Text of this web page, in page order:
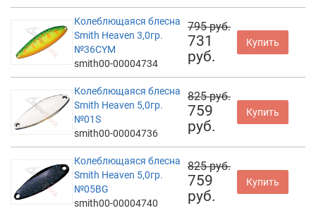
Колеблющаяся блесна
Smith Heaven 3,0гр.
№36CYM
smith00-00004734
795 руб.
731
руб.
Купить
Колеблющаяся блесна
Smith Heaven 5,0гр.
№01S
smith00-00004736
825 руб.
759
руб.
Купить
Колеблющаяся блесна
Smith Heaven 5,0гр.
№05BG
smith00-00004740
825 руб.
759
руб.
Купить